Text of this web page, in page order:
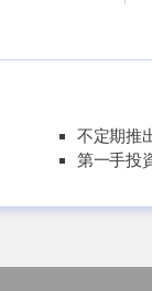
不定期推
第一手投